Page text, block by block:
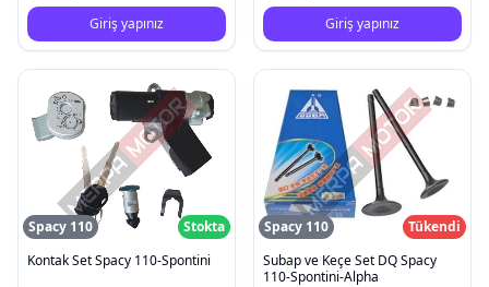
Giriş yapınız
Giriş yapınız
Spacy 110
Stokta
Kontak Set Spacy 110-Spontini
Spacy 110
Tükendi
Subap ve Keçe Set DQ Spacy
110-Spontini-Alpha